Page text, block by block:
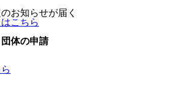
お知らせが届く
こちら
団体の申請